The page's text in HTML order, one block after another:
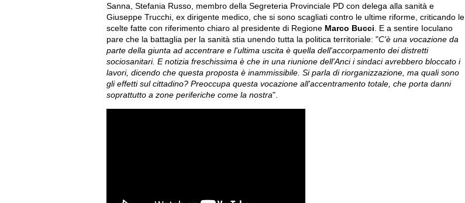
Sanna, Stefania Russo, membro della Segreteria Provinciale PD con delega alla sanità e
Giuseppe Trucchi, ex dirigente medico, che si sono scagliati contro le ultime riforme, criticando le
scelte fatte con riferimento chiaro al presidente di Regione Marco Bucci. E a sentire Ioculano
pare che la battaglia per la sanità stia unendo tutta la politica territoriale: "C'è una vocazione da
parte della giunta ad accentrare e l'ultima uscita è quella dell'accorpamento dei distretti
sociosanitari. E notizia freschissima è che in una riunione dell'Anci i sindaci avrebbero bloccato i
lavori, dicendo che questa proposta è inammissibile. Si parla di riorganizzazione, ma quali sono
gli effetti sul cittadino? Preoccupa questa vocazione all'accentramento totale, che porta danni
soprattutto a zone periferiche come la nostra".